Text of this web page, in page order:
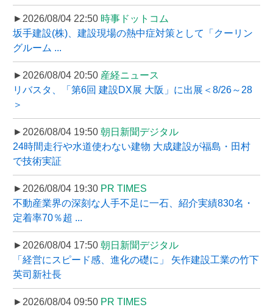
►2026/08/04 22:50 時事ドットコム
坂手建設(株)、建設現場の熱中症対策として「クーリン
グルーム ...
►2026/08/04 20:50 産経ニュース
リバスタ、「第6回 建設DX展 大阪」に出展＜8/26～28
＞
►2026/08/04 19:50 朝日新聞デジタル
24時間走行や水道使わない建物 大成建設が福島・田村
で技術実証
►2026/08/04 19:30 PR TIMES
不動産業界の深刻な人手不足に一石、紹介実績830名・
定着率70％超 ...
►2026/08/04 17:50 朝日新聞デジタル
「経営にスピード感、進化の礎に」 矢作建設工業の竹下
英司新社長
►2026/08/04 09:50 PR TIMES